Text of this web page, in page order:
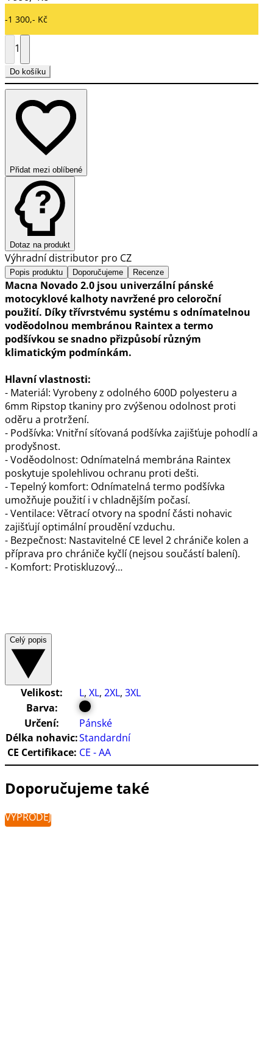
-1 300,- Kč
1
Do košíku
Přidat mezi oblíbené
Dotaz na produkt
Výhradní distributor pro CZ
Popis produktu Doporučujeme Recenze
Macna Novado 2.0 jsou univerzální pánské
motocyklové kalhoty navržené pro celoroční
použití. Díky třívrstvému systému s odnímatelnou
voděodolnou membránou Raintex a termo
podšívkou se snadno přizpůsobí různým
klimatickým podmínkám.
Hlavní vlastnosti:
- Materiál: Vyrobeny z odolného 600D polyesteru a
6mm Ripstop tkaniny pro zvýšenou odolnost proti
oděru a protržení.
- Podšívka: Vnitřní síťovaná podšívka zajišťuje pohodlí a
prodyšnost.
- Voděodolnost: Odnímatelná membrána Raintex
poskytuje spolehlivou ochranu proti dešti.
- Tepelný komfort: Odnímatelná termo podšívka
umožňuje použití i v chladnějším počasí.
- Ventilace: Větrací otvory na spodní části nohavic
zajišťují optimální proudění vzduchu.
- Bezpečnost: Nastavitelné CE level 2 chrániče kolen a
příprava pro chrániče kyčlí (nejsou součástí balení).
- Komfort: Protiskluzový…
Celý popis
Velikost: L, XL, 2XL, 3XL
Barva:
Určení:
Pánské
Délka nohavic:Standardní
CE Certifikace: CE - AA
Doporučujeme také
VÝPRODEJ